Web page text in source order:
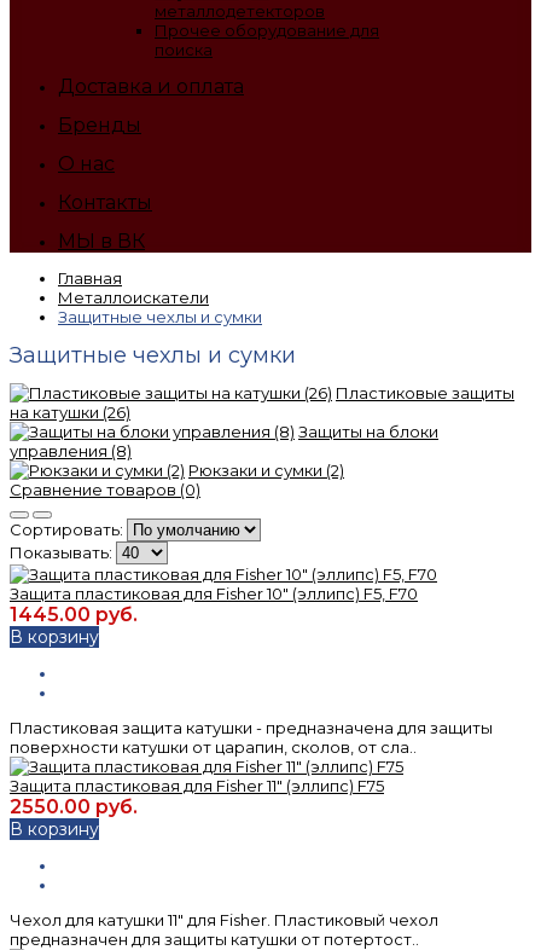
металлодетекторов
Прочее оборудование для
поиска
Доставка и оплата
Бренды
О нас
Контакты
МЫ в ВК
Главная
Металлоискатели
Защитные чехлы и сумки
Защитные чехлы и сумки
Пластиковые защиты
на катушки (26)
Защиты на блоки
управления (8)
Рюкзаки и сумки (2)
Сравнение товаров (0)
Сортировать:
Показывать:
Защита пластиковая для Fisher 10" (эллипс) F5, F70
1445.00 руб.
В корзину
Пластиковая защита катушки - предназначена для защиты
поверхности катушки от царапин, сколов, от сла..
Защита пластиковая для Fisher 11" (эллипс) F75
2550.00 руб.
В корзину
Чехол для катушки 11" для Fisher. Пластиковый чехол
предназначен для защиты катушки от потертост..